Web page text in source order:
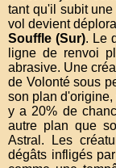
tant qu'il subit
vol devient
Souffle (Sur). Le
ligne de renvoi
abrasive. Une
de Volonté sous
son plan d'origine,
y a 20% de
autre plan que
Astral. Les
dégâts infligés